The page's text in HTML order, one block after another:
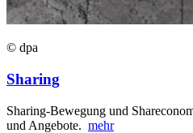
© dpa
Sharing
Sharing-Bewegung und
und Angebote. mehr